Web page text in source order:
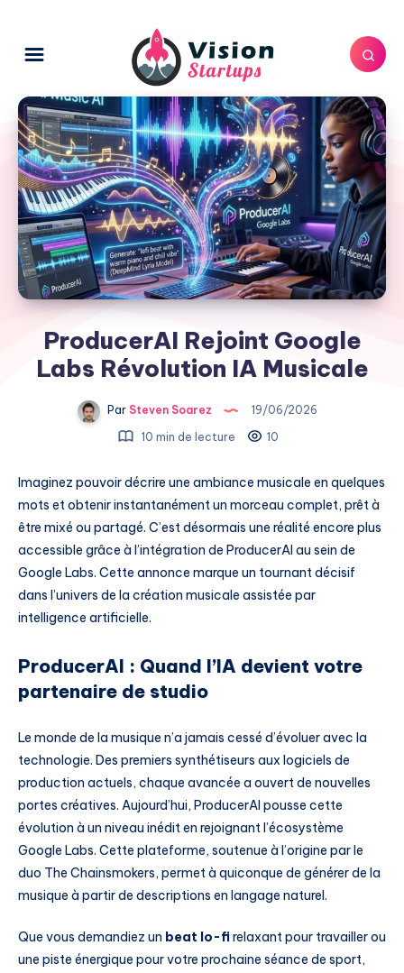
ProducerAI Rejoint Google
Labs Révolution IA Musicale
Par Steven Soarez
19/06/2026
10 min de lecture
10
Imaginez pouvoir décrire une ambiance musicale en quelques
mots et obtenir instantanément un morceau complet, prêt à
être mixé ou partagé. C’est désormais une réalité encore plus
accessible grâce à l’intégration de ProducerAI au sein de
Google Labs. Cette annonce marque un tournant décisif
dans l’univers de la création musicale assistée par
intelligence artificielle.
ProducerAI : Quand l’IA devient votre
partenaire de studio
Le monde de la musique n’a jamais cessé d’évoluer avec la
technologie. Des premiers synthétiseurs aux logiciels de
production actuels, chaque avancée a ouvert de nouvelles
portes créatives. Aujourd’hui, ProducerAI pousse cette
évolution à un niveau inédit en rejoignant l’écosystème
Google Labs. Cette plateforme, soutenue à l’origine par le
duo The Chainsmokers, permet à quiconque de générer de la
musique à partir de descriptions en langage naturel.
Que vous demandiez un beat lo-firelaxant pour travailler ou
une piste énergique pour votre prochaine séance de sport,